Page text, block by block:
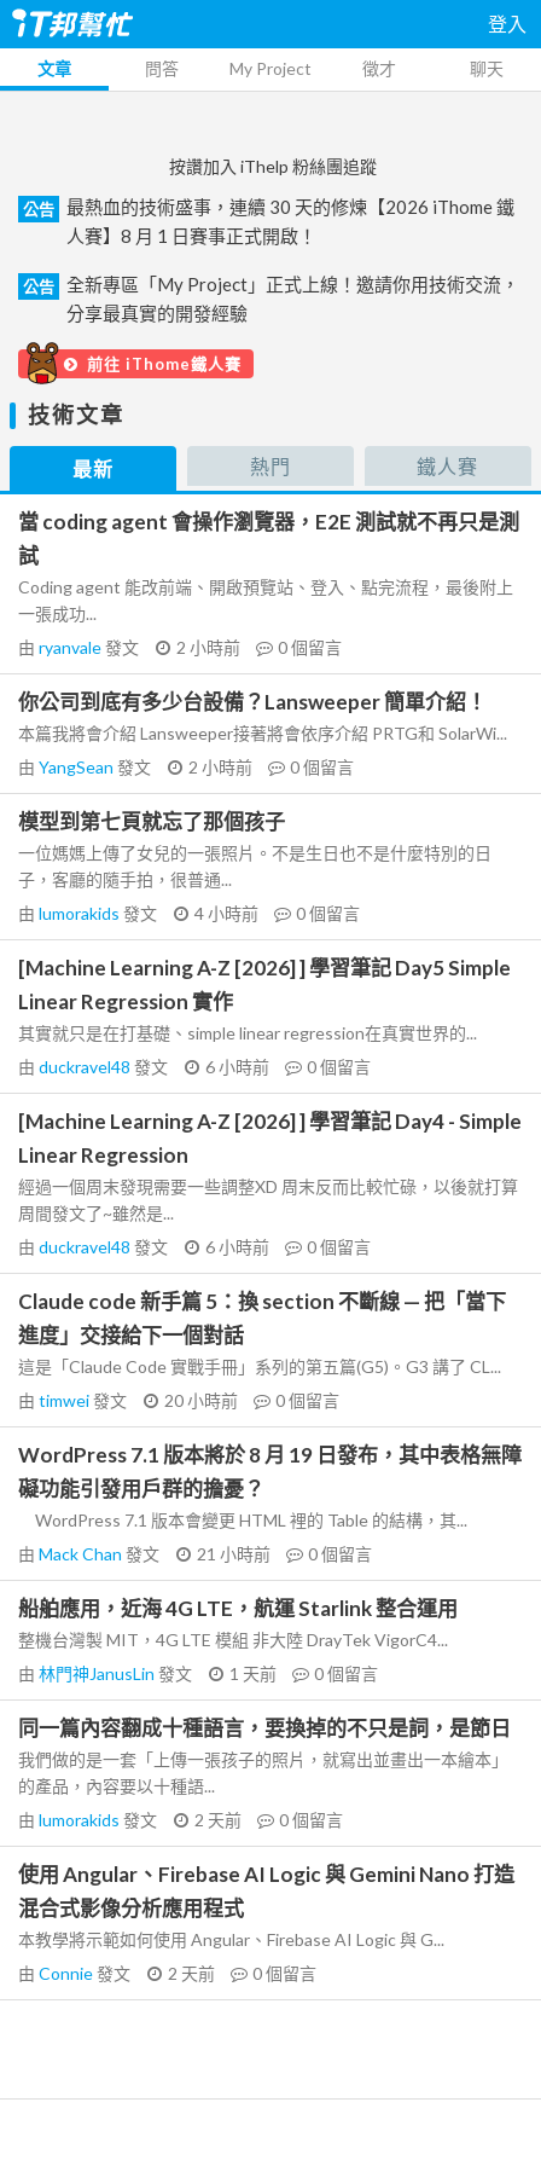
登入
文章 問答 My Project 徵才 聊天
按讚加入 iThelp 粉絲團追蹤
公告
最熱血的技術盛事，連續 30 天的修煉【2026 iThome 鐵
人賽】8 月 1 日賽事正式開啟！
公告
全新專區「My Project」正式上線！邀請你用技術交流，
分享最真實的開發經驗
前往 iThome鐵人賽
技術文章
最新 熱門 鐵人賽
當 coding agent 會操作瀏覽器，E2E 測試就不再只是測
試
Coding agent 能改前端、開啟預覽站、登入、點完流程，最後附上
一張成功...
由 ryanvale發文 2 小時前 0個留言
你公司到底有多少台設備？Lansweeper 簡單介紹！
本篇我將會介紹 Lansweeper接著將會依序介紹 PRTG和 SolarWi...
由 YangSean 發文 2 小時前 0個留言
模型到第七頁就忘了那個孩子
一位媽媽上傳了女兒的一張照片。不是生日也不是什麼特別的日
子，客廳的隨手拍，很普通...
由 lumorakids 發文 4 小時前 0個留言
[Machine Learning A-Z [2026] ] 學習筆記 Day5 Simple
Linear Regression 實作
其實就只是在打基礎、simple linear regression在真實世界的...
由 duckravel48 發文 6 小時前 0個留言
[Machine Learning A-Z [2026] ] 學習筆記 Day4 - Simple
Linear Regression
經過一個周末發現需要一些調整XD 周末反而比較忙碌，以後就打算
周間發文了~雖然是...
由 duckravel48 發文 6 小時前 0個留言
Claude code 新手篇 5：換 section 不斷線 — 把「當下
進度」交接給下一個對話
這是「Claude Code 實戰手冊」系列的第五篇(G5)。G3 講了 CL...
由 timwei發文 20 小時前 0個留言
WordPress 7.1 版本將於 8 月 19 日發布，其中表格無障
礙功能引發用戶群的擔憂？
WordPress 7.1 版本會變更 HTML 裡的 Table 的結構，其...
由 Mack Chan 發文 21 小時前 0個留言
船舶應用，近海 4G LTE，航運 Starlink 整合運用
整機台灣製 MIT，4G LTE 模組 非大陸 DrayTek VigorC4...
由 林門神JanusLin 發文 1 天前 0個留言
同一篇內容翻成十種語言，要換掉的不只是詞，是節日
我們做的是一套「上傳一張孩子的照片，就寫出並畫出一本繪本」
的產品，內容要以十種語...
由 lumorakids 發文 2 天前 0個留言
使用 Angular、Firebase AI Logic 與 Gemini Nano 打造
混合式影像分析應用程式
本教學將示範如何使用 Angular、Firebase AI Logic 與 G...
由 Connie發文 2 天前 0個留言